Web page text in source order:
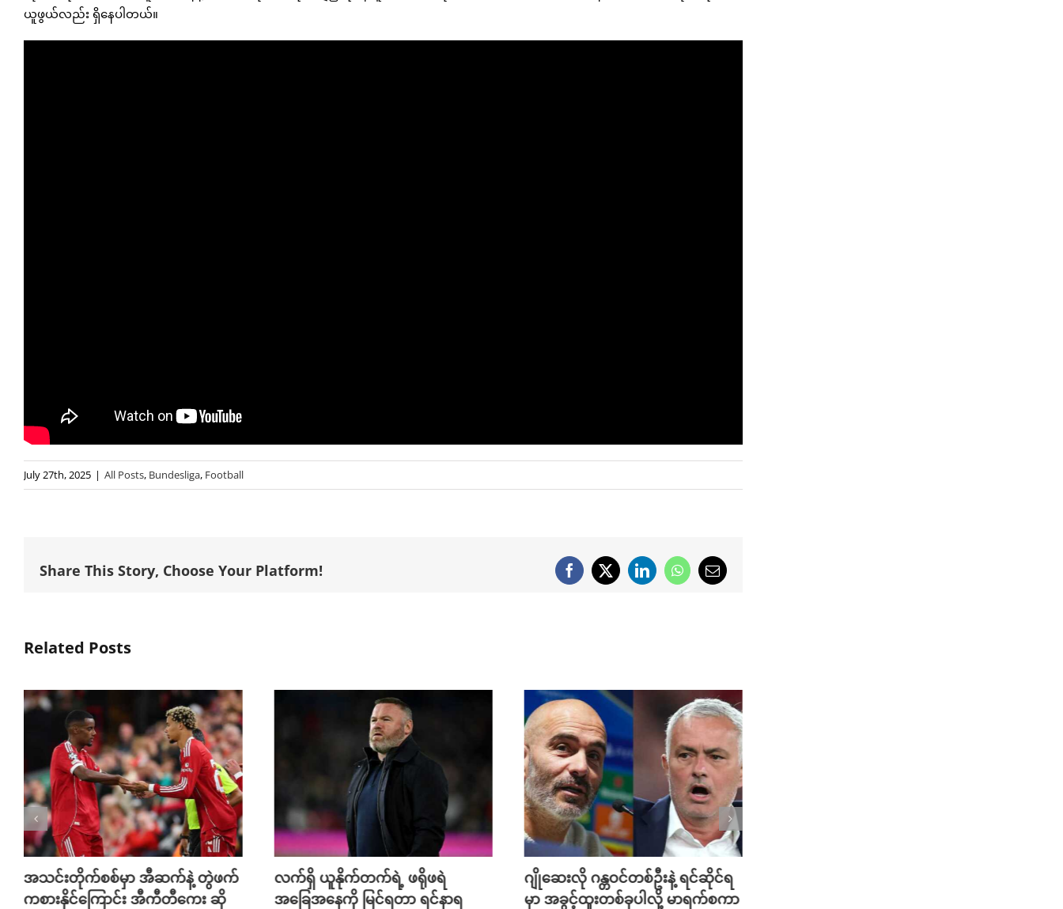
ယူဖွယ်လည်း ရှိနေပါတယ်။
July 27th, 2025 | All Posts, Bundesliga, Football
Share This Story, Choose Your Platform! Facebook
X LinkedInWhatsApp
Email
Related Posts
နဲ့ တွဲဖက်
ကေး ဆို
လက်ရှိ ယူနိုက်တက်ရဲ့ ဖရိုဖရဲ
အခြေအနေကို မြင်ရတာ ရင်နာရ
ဂျိုဆေးလို ဂန္တဝင်တစ်ဦးနဲ့ ရင်ဆိုင်ရ
မှာ အခွင့်ထူးတစ်ခုပါလို့ မာရက်စကာ
ဂါဘရီရယ်က သူ့မျက်နှာကို
တံတောင်နဲ့ တိုက်ခဲ့တယ်လို့ ဗောလ်တီ